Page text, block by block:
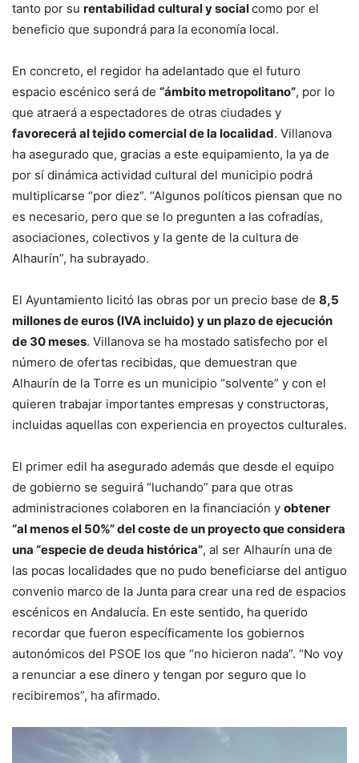
tanto por su rentabilidad cultural y socialcomo por el
beneficio que supondrá para la economía local.
En concreto, el regidor ha adelantado que el futuro
espacio escénico será de “ámbito metropolitano”, por lo
que atraerá a espectadores de otras ciudades y
favorecerá al tejido comercial de la localidad. Villanova
ha asegurado que, gracias a este equipamiento, la ya de
por sí dinámica actividad cultural del municipio podrá
multiplicarse “por diez”. “Algunos políticos piensan que no
es necesario, pero que se lo pregunten a las cofradías,
asociaciones, colectivos y la gente de la cultura de
Alhaurín”, ha subrayado.
El Ayuntamiento licitó las obras por un precio base de 8,5
millones de euros (IVA incluido) y un plazo de ejecución
de 30 meses. Villanova se ha mostado satisfecho por el
número de ofertas recibidas, que demuestran que
Alhaurín de la Torre es un municipio “solvente” y con el
quieren trabajar importantes empresas y constructoras,
incluidas aquellas con experiencia en proyectos culturales.
El primer edil ha asegurado además que desde el equipo
de gobierno se seguirá “luchando” para que otras
administraciones colaboren en la financiación y obtener
“al menos el 50%” del coste de un proyecto que considera
una “especie de deuda histórica”, al ser Alhaurín una de
las pocas localidades que no pudo beneficiarse del antiguo
convenio marco de la Junta para crear una red de espacios
escénicos en Andalucía. En este sentido, ha querido
recordar que fueron específicamente los gobiernos
autonómicos del PSOE los que “no hicieron nada”. “No voy
a renunciar a ese dinero y tengan por seguro que lo
recibiremos”, ha afirmado.